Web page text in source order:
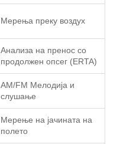
Мерења преку воздух
Анализа на пренос со
продолжен опсег (ERTA)
AM/FM Мелодија и
слушање
Мерење на јачината на
полето